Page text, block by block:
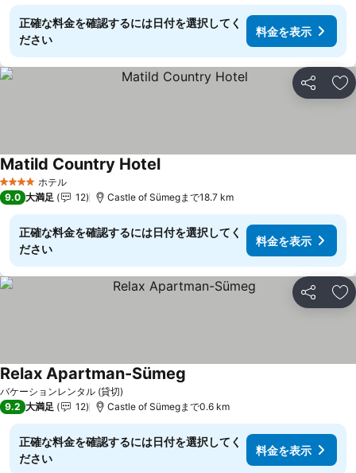
正確な料金を確認するには日付を選択してく
ださい
料金を表示
シェア お
4 ホテルのランク
ホテル
Matild Country Hotel
9.0 大満足 12 Castle of Sümegまで18.7 km
正確な料金を確認するには日付を選択してく
ださい
料金を表示
シェア お
バケーションレンタル (貸切)
Relax Apartman-Sümeg
9.2 大満足 12 Castle of Sümegまで0.6 km
正確な料金を確認するには日付を選択してく
ださい
料金を表示